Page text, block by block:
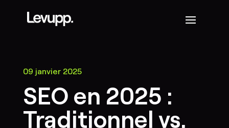
09 janvier 2025
SEO en 2025 :
Traditionnel vs.